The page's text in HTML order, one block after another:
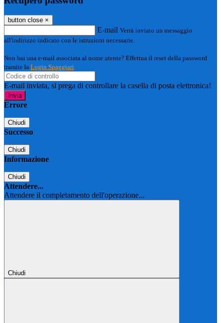
button close ×
E-mail Verrà inviato un messaggio
all'indirizzo indicato con le istruzioni necessarie.
Non hai una e-mail associata al nome utente? Effettua il reset della password
tramite la Login Spaggiari
E-mail inviata, si prega di controllare la casella di posta elettronica!
Errore
Chiudi
Successo
Chiudi
Informazione
Chiudi
Attendere...
Attendere il completamento dell'operazione...
Chiudi